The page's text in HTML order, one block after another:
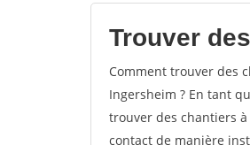
Trouver
Comment trouver des
Ingersheim ? En tant
trouver des chantiers
contact de manière